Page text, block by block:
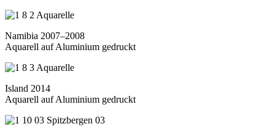
Namibia 2007–2008
Aquarell auf Aluminium gedruckt
Island 2014
Aquarell auf Aluminium gedruckt